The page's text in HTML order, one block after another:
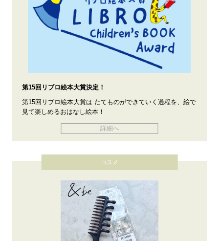
第15回リブロ絵本大賞決定！
第15回リブロ絵本大賞は たてものができていく過程を、絵で
見て楽しめるおはなし絵本！
詳細へ
コスメ